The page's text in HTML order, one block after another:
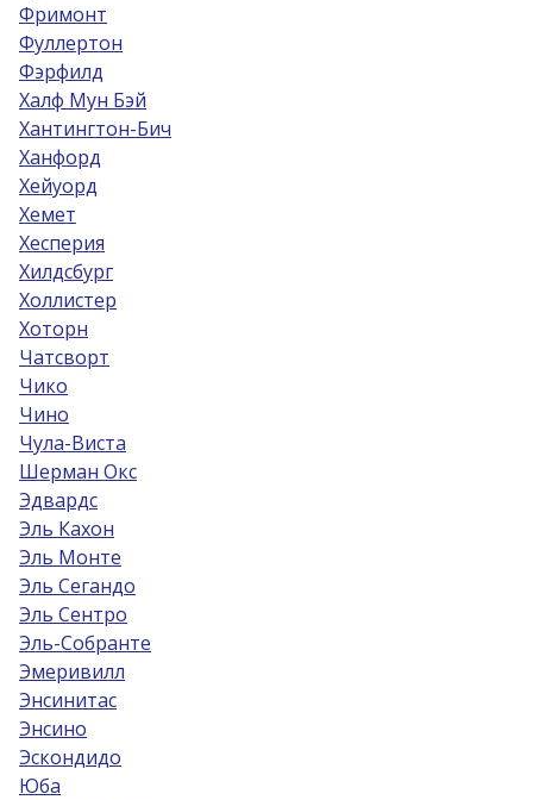
Фримонт
Фуллертон
Фэрфилд
Халф Мун Бэй
Хантингтон-Бич
Ханфорд
Хейуорд
Хемет
Хесперия
Хилдсбург
Холлистер
Хоторн
Чатсворт
Чико
Чино
Чула-Виста
Шерман Окс
Эдвардс
Эль Кахон
Эль Монте
Эль Сегандо
Эль Сентро
Эль-Собрантe
Эмеривилл
Энсинитас
Энсино
Эскондидо
Юба